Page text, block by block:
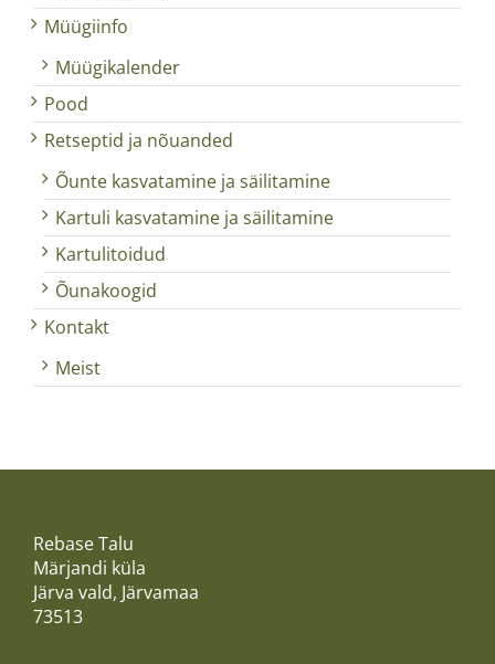
Müügiinfo
Müügikalender
Pood
Retseptid ja nõuanded
Õunte kasvatamine ja säilitamine
Kartuli kasvatamine ja säilitamine
Kartulitoidud
Õunakoogid
Kontakt
Meist
Rebase Talu
Märjandi küla
Järva vald, Järvamaa
73513